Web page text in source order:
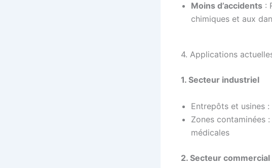
Moins d’accidents :
chimiques et aux
4. Applications
1. Secteur industriel
Entrepôts et usines
Zones contaminées
médicales
2. Secteur commercial